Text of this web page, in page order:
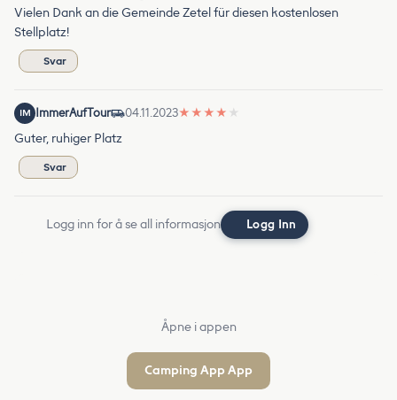
Vielen Dank an die Gemeinde Zetel für diesen kostenlosen
Stellplatz!
Svar
IM ImmerAufTour 04.11.2023★ ★ ★ ★ ★
Guter, ruhiger Platz
Svar
Logg inn for å se all informasjon Logg Inn
Åpne i appen
Camping App App